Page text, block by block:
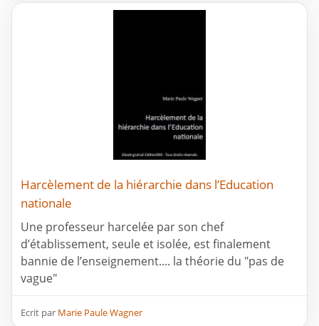
Harcèlement de la hiérarchie dans l’Education
nationale
Une professeur harcelée par son chef
d’établissement, seule et isolée, est finalement
bannie de l’enseignement.... la théorie du "pas de
vague"
Ecrit par Marie Paule Wagner